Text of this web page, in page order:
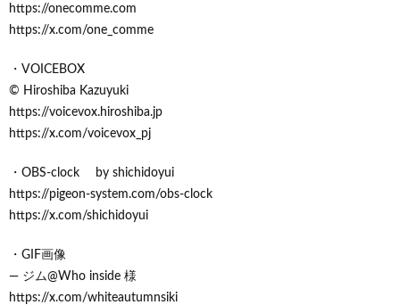
https://onecomme.com
https://x.com/one_comme
・VOICEBOX
© Hiroshiba Kazuyuki
https://voicevox.hiroshiba.jp
https://x.com/voicevox_pj
・OBS-clock by shichidoyui
https://pigeon-system.com/obs-clock
https://x.com/shichidoyui
・GIF画像
— ジム@Who inside 様
https://x.com/whiteautumnsiki